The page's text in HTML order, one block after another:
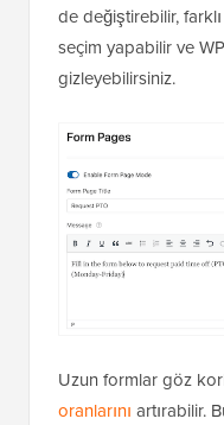
de değiştirebilir,
seçim yapabilir ve
gizleyebilirsiniz.
Uzun formlar göz
oranlarını artırabilir.